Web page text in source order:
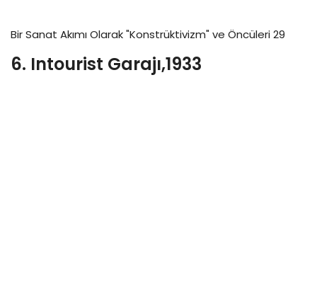
Bir Sanat Akımı Olarak "Konstrüktivizm" ve Öncüleri 29
6. Intourist Garajı,1933